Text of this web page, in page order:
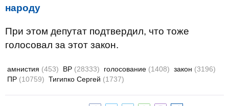
народу
При этом депутат подтвердил, что тоже
голосовал за этот закон.
амнистия (453) ВР (28333) голосование (1408) закон (3196)
ПР (10759) Тигипко Сергей (1737)